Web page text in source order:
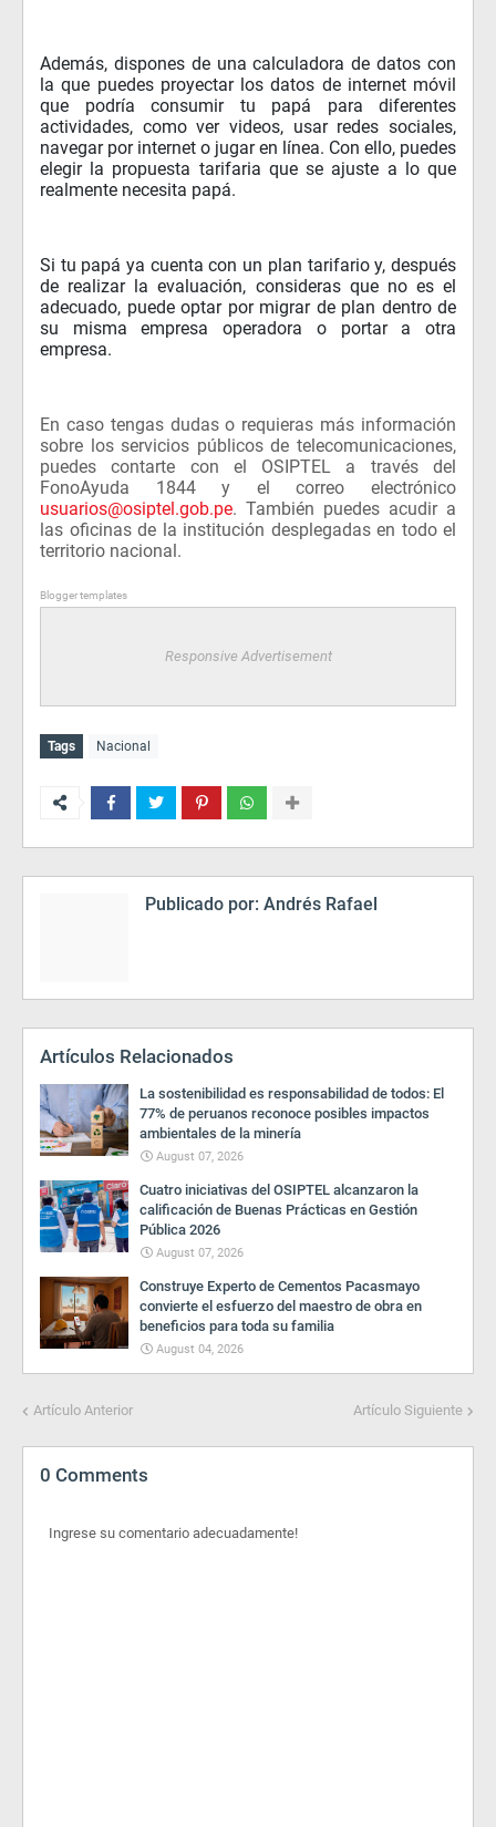
Además, dispones de una calculadora de datos con
la que puedes proyectar los datos de internet móvil
que podría consumir tu papá para diferentes
actividades, como ver videos, usar redes sociales,
navegar por internet o jugar en línea. Con ello, puedes
elegir la propuesta tarifaria que se ajuste a lo que
realmente necesita papá.
Si tu papá ya cuenta con un plan tarifario y, después
de realizar la evaluación, consideras que no es el
adecuado, puede optar por migrar de plan dentro de
su misma empresa operadora o portar a otra
empresa.
En caso tengas dudas o requieras más información
sobre los servicios públicos de telecomunicaciones,
puedes contarte con el OSIPTEL a través del
FonoAyuda 1844 y el correo electrónico
usuarios@osiptel.gob.pe. También puedes acudir a
las oficinas de la institución desplegadas en todo el
territorio nacional.
Blogger templates
Responsive Advertisement
Tags Nacional
Publicado por: Andrés Rafael
Artículos Relacionados
La sostenibilidad es responsabilidad de todos: El
77% de peruanos reconoce posibles impactos
ambientales de la minería
August 07, 2026
Cuatro iniciativas del OSIPTEL alcanzaron la
calificación de Buenas Prácticas en Gestión
Pública 2026
August 07, 2026
Construye Experto de Cementos Pacasmayo
convierte el esfuerzo del maestro de obra en
beneficios para toda su familia
August 04, 2026
Artículo Anterior Artículo Siguiente
0 Comments
Ingrese su comentario adecuadamente!